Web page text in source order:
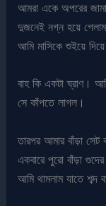
আমরা একে অপরের
দুজনেই নগ্ন হয়ে
আমি মাসিকে শুইয়ে
বাহ কি একটা ঘ্রাণ।
সে কাঁপতে লাগল।
তারপর আমার বাঁড়া সেট
একবারে পুরো বাঁড়া
আমি থামলাম যাতে শব্দ